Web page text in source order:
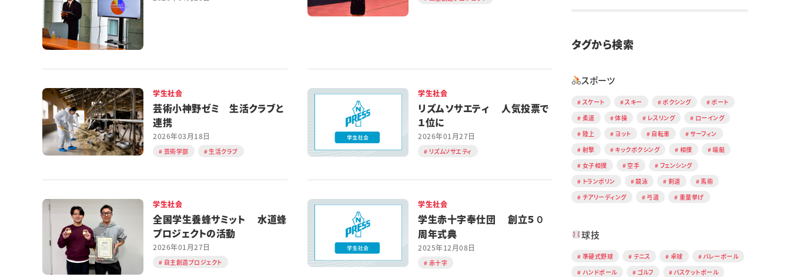
学生社会
芸術小神野ゼミ 生活クラブと
連携
2026年03月18日
芸術学部 生活クラブ
学生社会
リズムソサエティ 人気投票で
１位に
2026年01月27日
リズムソサエティ
学生社会
全国学生養蜂サミット 水道蜂
プロジェクトの活動
2026年01月27日
自主創造プロジェクト
学生社会
学生赤十字奉仕団 創立５０
周年式典
2025年12月08日
赤十字
タグから検索
スポーツ
スケート スキー ボクシング
ボート
柔道
体操 レスリング
ローイング
陸上
ヨット 自転車
サーフィン
射撃
キックボクシング 相撲
端艇
女子相撲
空手
フェンシング
トランポリン
競泳 剣道
馬術
チアリーディング
弓道 重量挙げ
球技
準硬式野球 テニス 卓球
バレーボール
ハンドボール
ゴルフ
バスケットボール